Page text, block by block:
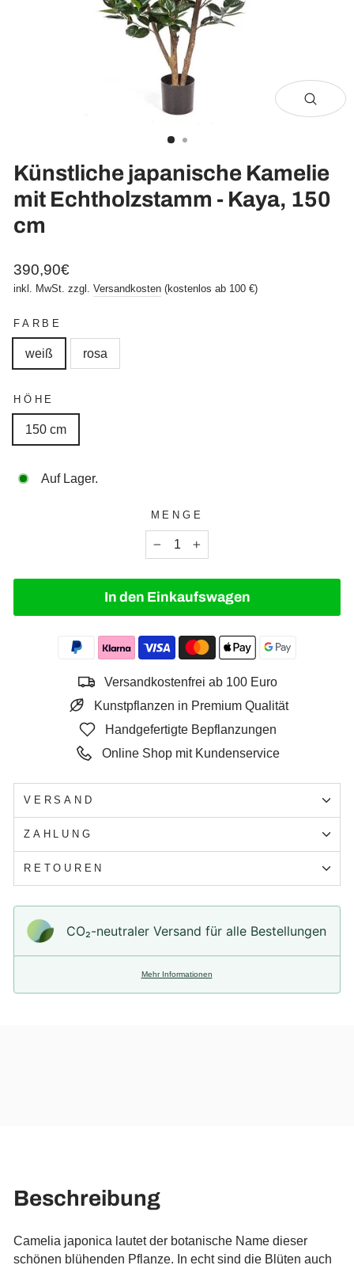
Künstliche japanische Kamelie
mit Echtholzstamm - Kaya, 150
cm
Normaler
Preis
Sonderpreis
390,90€
inkl. MwSt. zzgl. Versandkosten (kostenlos ab 100 €)
FARBE
weiß rosa
HÖHE
150 cm
Auf Lager.
MENGE
In den Einkaufswagen
Versandkostenfrei ab 100 Euro
Kunstpflanzen in Premium Qualität
Handgefertigte Bepflanzungen
Online Shop mit Kundenservice
VERSAND
ZAHLUNG
RETOUREN
CO₂-neu­t­raler Versand für alle Bestellungen
Mehr Informationen
Beschreibung
Camelia japonica lautet der botanische Name dieser
schönen blühenden Pflanze. In echt sind die Blüten auch